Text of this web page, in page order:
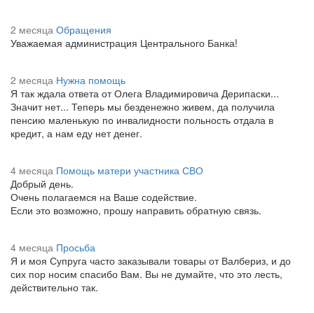
2 месяца Обращения
Уважаемая администрация Центрального Банка!
2 месяца Нужна помощь
Я так ждала ответа от Олега Владимировича Дерипаски...
Значит нет... Теперь мы безденежно живем, да получила
пенсию маленькую по инвалидности польность отдала в
кредит, а нам еду нет денег.
4 месяца Помощь матери участника СВО
Добрый день.
Очень полагаемся на Ваше содействие.
Если это возможно, прошу направить обратную связь.
4 месяца Просьба
Я и моя Супруга часто заказывали товары от Валбериз, и до
сих пор носим спасибо Вам. Вы не думайте, что это лесть,
действительно так.